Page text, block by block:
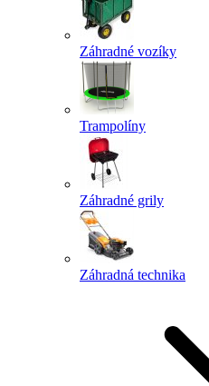
Záhradné vozíky
Trampolíny
Záhradné grily
Záhradná technika